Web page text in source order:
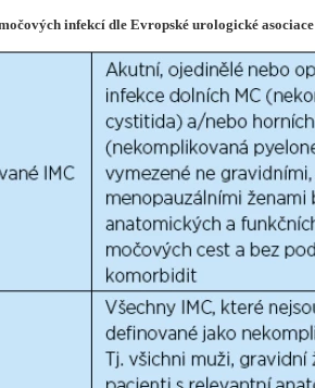
infekcí dle Evropské urologické asociace